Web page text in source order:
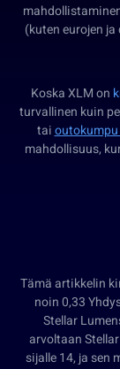
(kuten eurojen
Koska XLM on
turvallinen kuin
tai
mahdollisuus,
Tämä artikkelin
noin 0,33
Stellar
arvoltaan
sijalle 14, ja sen